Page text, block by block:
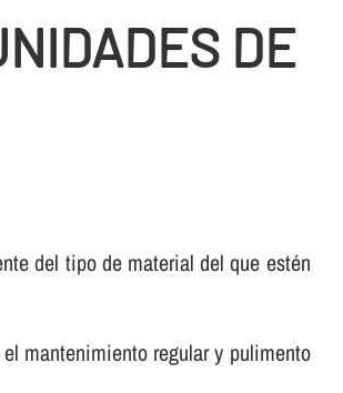
DE
del tipo de material del que estén
mantenimiento regular y pulimento